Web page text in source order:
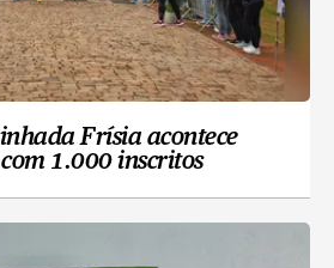
Frísia acontece
1.000 inscritos